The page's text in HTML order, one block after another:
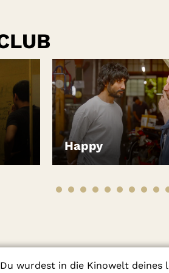
Du wurdest in die Kinowelt
Happy
LEIHEN